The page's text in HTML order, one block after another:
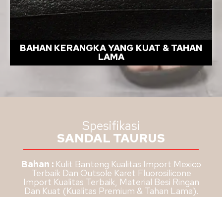
BAHAN KERANGKA YANG KUAT & TAHAN
LAMA
Spesifikasi
SANDAL TAURUS
Bahan : Kulit Banteng Kualitas Import Mexico
Terbaik Dan Outsole Karet Fluorosilicone
Import Kualitas Terbaik, Material Besi Ringan
Dan Kuat (Kualitas Premium & Tahan Lama).